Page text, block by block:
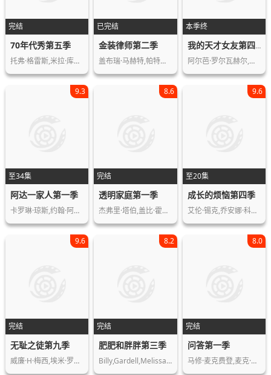
完结
70年代秀第五季
托弗·格雷斯,米拉·库尼斯,阿什顿·库…
已完结
金装律师第二季
盖布瑞·马赫特,帕特里克·J·亚当斯,…
本季终
我的天才女友第四季
阿尔芭·罗尔瓦赫尔,艾琳·马伊奥里诺…
至34集
9.3
阿达一家人第一季
卡罗琳·琼斯,约翰·阿斯廷,泰德·卡西…
完结
8.6
透明家庭第一季
杰弗里·塔伯,盖比·霍夫曼,艾米·兰德…
至20集
9.6
成长的烦恼第四季
艾伦·锡克,乔安娜·科恩斯,柯克·卡梅…
完结
9.6
无耻之徒第九季
威廉·H·梅西,埃米·罗森,伊森·卡特…
完结
8.2
肥肥和胖胖第三季
Billy,Gardell,Melissa,McCarthy,Swoos…
完结
8.0
问答第一季
马修·麦克费登,麦克·辛,茜安·克利福…